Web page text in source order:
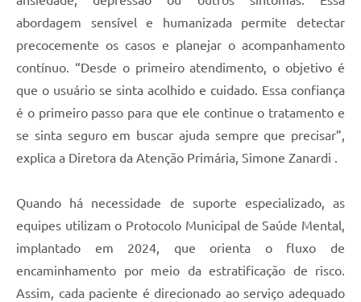
abordagem sensível e humanizada permite detectar
precocemente os casos e planejar o acompanhamento
contínuo. “Desde o primeiro atendimento, o objetivo é
que o usuário se sinta acolhido e cuidado. Essa confiança
é o primeiro passo para que ele continue o tratamento e
se sinta seguro em buscar ajuda sempre que precisar”,
explica a Diretora da Atenção Primária, Simone Zanardi .
Quando há necessidade de suporte especializado, as
equipes utilizam o Protocolo Municipal de Saúde Mental,
implantado em 2024, que orienta o fluxo de
encaminhamento por meio da estratificação de risco.
Assim, cada paciente é direcionado ao serviço adequado